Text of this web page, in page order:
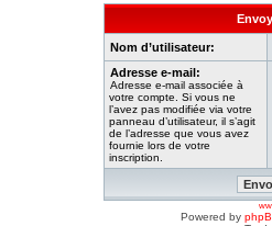
Nom d’utilisateur:
Adresse e-mail:
Adresse e-mail associée à
votre compte. Si vous ne
l’avez pas modifiée via votre
panneau d’utilisateur, il s’agit
de l’adresse que vous avez
fournie lors de votre
inscription.
Powered by